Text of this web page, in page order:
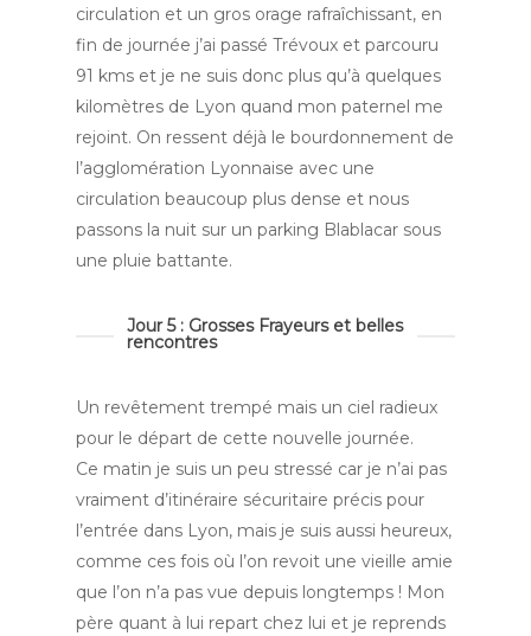
circulation et un gros orage rafraîchissant, en
fin de journée j’ai passé Trévoux et parcouru
91 kms et je ne suis donc plus qu’à quelques
kilomètres de Lyon quand mon paternel me
rejoint. On ressent déjà le bourdonnement de
l’agglomération Lyonnaise avec une
circulation beaucoup plus dense et nous
passons la nuit sur un parking Blablacar sous
une pluie battante.
Jour 5 : Grosses Frayeurs et belles
rencontres
Un revêtement trempé mais un ciel radieux
pour le départ de cette nouvelle journée.
Ce matin je suis un peu stressé car je n’ai pas
vraiment d’itinéraire sécuritaire précis pour
l’entrée dans Lyon, mais je suis aussi heureux,
comme ces fois où l’on revoit une vieille amie
que l’on n’a pas vue depuis longtemps ! Mon
père quant à lui repart chez lui et je reprends